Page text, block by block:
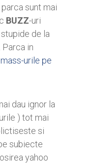
sunt mai
BUZZ-uri
de la
in
mass-urile pe
dau ignor la
) tot mai
si
subiecte
yahoo